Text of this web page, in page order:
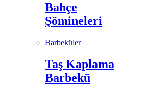
Bahçe
Şömineleri
Barbeküler
Taş Kaplama
Barbekü